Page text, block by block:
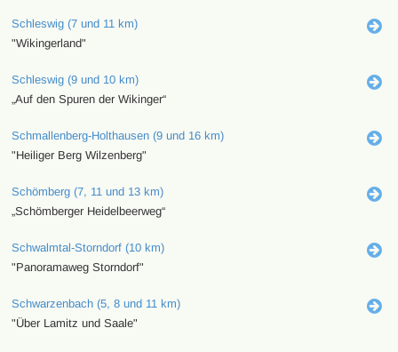
Schleswig (7 und 11 km)
"Wikingerland"
Schleswig (9 und 10 km)
„Auf den Spuren der Wikinger“
Schmallenberg-Holthausen (9 und 16 km)
"Heiliger Berg Wilzenberg"
Schömberg (7, 11 und 13 km)
„Schömberger Heidelbeerweg“
Schwalmtal-Storndorf (10 km)
"Panoramaweg Storndorf"
Schwarzenbach (5, 8 und 11 km)
"Über Lamitz und Saale"